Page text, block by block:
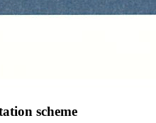
scheme